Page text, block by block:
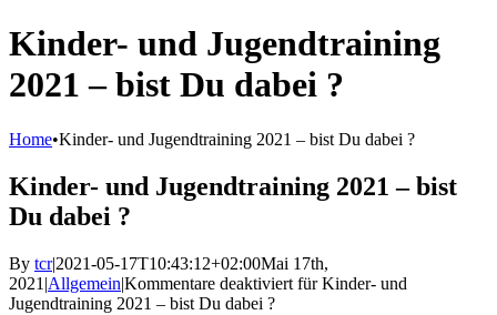
Kinder- und Jugendtraining
2021 – bist Du dabei ?
Home•Kinder- und Jugendtraining 2021 – bist Du dabei ?
Kinder- und Jugendtraining 2021 – bist
Du dabei ?
By tcr|2021-05-17T10:43:12+02:00Mai 17th,
2021 |Allgemein|Kommentare deaktiviert für Kinder- und
Jugendtraining 2021 – bist Du dabei ?